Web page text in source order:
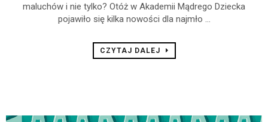
maluchów i nie tylko? Otóż w Akademii Mądrego Dziecka
pojawiło się kilka nowości dla najmło ...
CZYTAJ DALEJ